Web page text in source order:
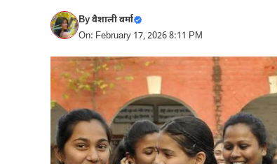
Byवैशाली वर्मा
On: February 17, 2026 8:11 PM